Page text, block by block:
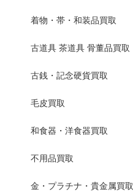
着物・帯・和装品買取
古道具 茶道具 骨董品買取
古銭・記念硬貨買取
毛皮買取
和食器・洋食器買取
不用品買取
金・プラチナ・貴金属買取